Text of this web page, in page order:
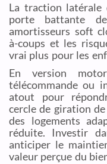
La traction latérale
porte battante
amortisseurs soft
à-coups et les
vrai plus pour les
En version
télécommande ou
atout pour
cercle de giration
des logements
réduite. Investir
anticiper le
valeur perçue du